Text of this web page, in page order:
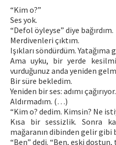
“Kim o?”
Ses yok.
“Defol öyleyse” diye bağırdım.
Merdivenleri çıktım.
Işıkları söndürdüm. Yatağıma
Ama uyku, bir yerde
vurduğunuz anda yeniden
Bir süre bekledim.
Yeniden bir ses: adımı çağırıyor.
Aldırmadım. (…)
“Kim o? dedim. Kimsin? Ne
Kısa bir sessizlik. Sonra
mağaranın dibinden gelir gibi
“Ben” dedi. “Ben, eski dostun,